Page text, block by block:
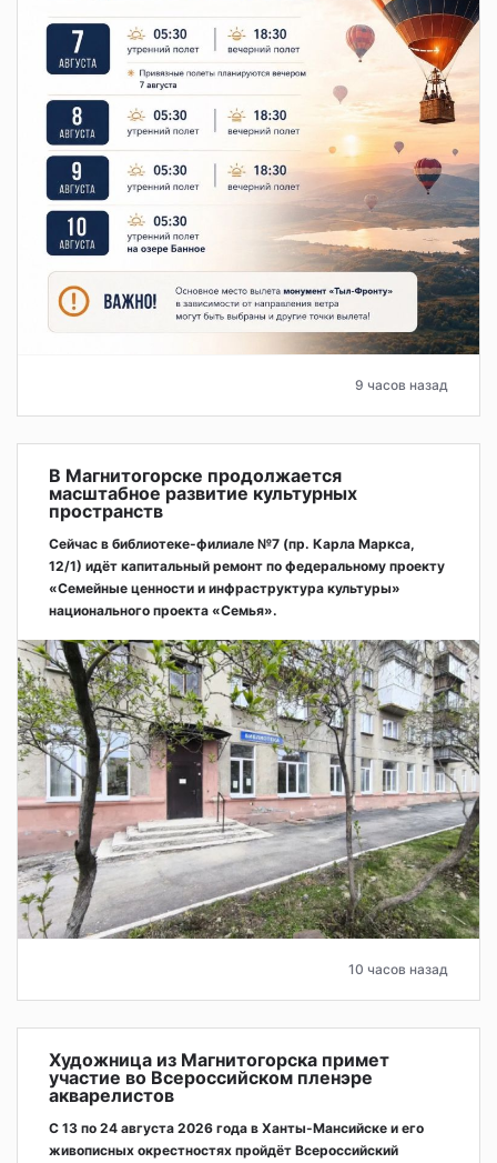
9 часов назад
В Магнитогорске продолжается
масштабное развитие культурных
пространств
Сейчас в библиотеке-филиале №7 (пр. Карла Маркса,
12/1) идёт капитальный ремонт по федеральному проекту
«Семейные ценности и инфраструктура культуры»
национального проекта «Семья».
10 часов назад
Художница из Магнитогорска примет
участие во Всероссийском пленэре
акварелистов
С 13 по 24 августа 2026 года в Ханты-Мансийске и его
живописных окрестностях пройдёт Всероссийский